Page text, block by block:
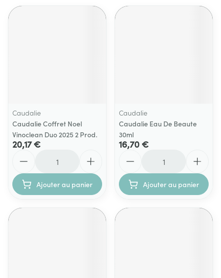
Caudalie
Caudalie Coffret Noel
Vinoclean Duo 2025 2 Prod.
20,17 €
Ajouter au panier
Caudalie
Caudalie Eau De Beaute
30ml
16,70 €
Ajouter au panier